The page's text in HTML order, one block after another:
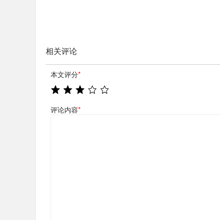
相关评论
本文评分*
评论内容*